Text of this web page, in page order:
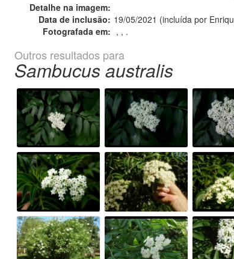
Detalhe na imagem:
Data de inclusão: 19/05/2021 (incluída por
Fotografada em: , , .
Outros resultados para
Sambucus australis